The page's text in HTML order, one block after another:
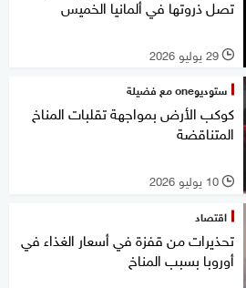
تصل ذروتها في ألمانيا الخميس
l 29 يوليو 2026
ستوديوone مع فضيلة
كوكب الأرض بمواجهة تقلبات المناخ
المتناقضة
l 10 يوليو 2026
اقتصاد
تحذيرات من قفزة في أسعار الغذاء في
أوروبا بسبب المناخ